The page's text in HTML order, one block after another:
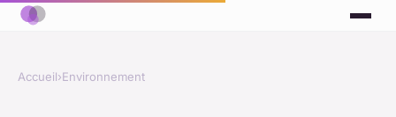
Accueil›Environnement